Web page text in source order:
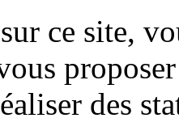
ce site,
des